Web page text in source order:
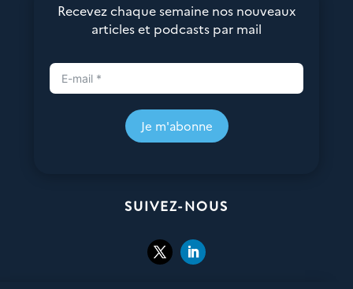
Recevez chaque semaine nos nouveaux
articles et podcasts par mail
Je m'abonne
SUIVEZ-NOUS